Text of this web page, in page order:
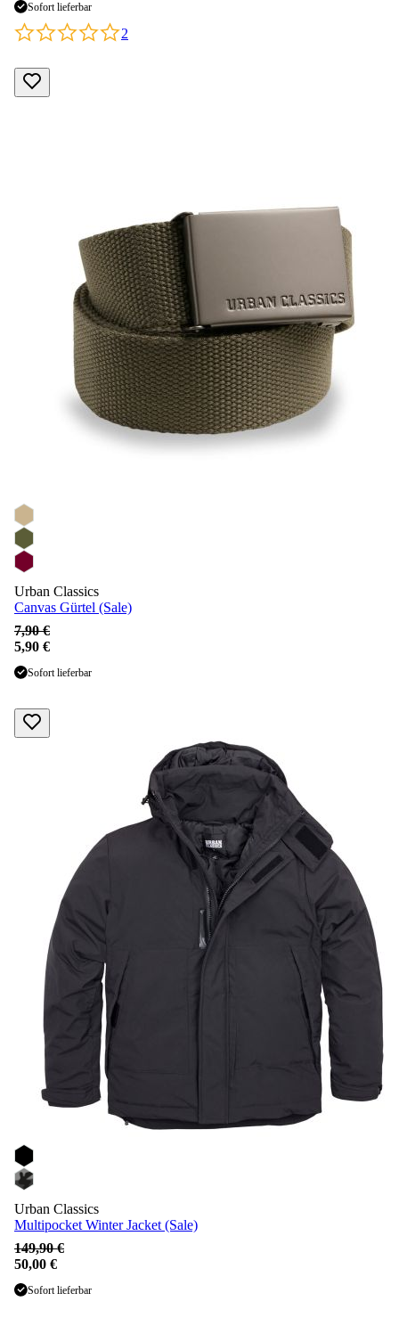
Sofort lieferbar
2
Urban Classics
Canvas Gürtel (Sale)
7,90 €
5,90 €
Sofort lieferbar
Urban Classics
Multipocket Winter Jacket (Sale)
149,90 €
50,00 €
Sofort lieferbar